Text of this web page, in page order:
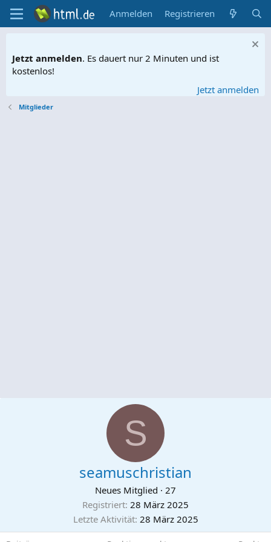
Anmelden Registrieren
Jetzt anmelden. Es dauert nur 2 Minuten und ist
kostenlos!
Jetzt anmelden
Mitglieder
S
seamuschristian
Neues Mitglied · 27
Registriert 28 März 2025
Letzte Aktivität 28 März 2025